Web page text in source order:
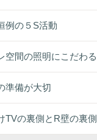
例の５S活動
空間の照明にこだわる
準備が大切
TVの裏側とR壁の裏側